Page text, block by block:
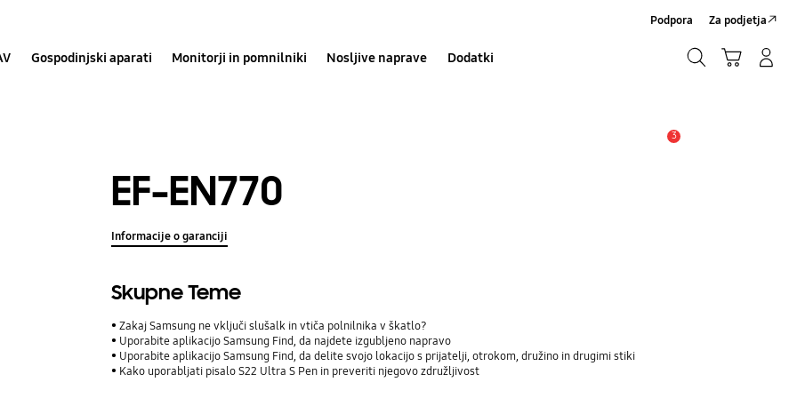
Gospodinjski aparati Monitorji in pomnilniki Nosljive naprave Dodatki
Podpora Za podjetja
3
EF-EN770
Informacije o garanciji
Skupne Teme
Zakaj Samsung ne vključi slušalk in vtiča polnilnika v škatlo?
Uporabite aplikacijo Samsung Find, da najdete izgubljeno napravo
Uporabite aplikacijo Samsung Find, da delite svojo lokacijo s prijatelji, otrokom, družino in drugimi stiki
Kako uporabljati pisalo S22 Ultra S Pen in preveriti njegovo združljivost